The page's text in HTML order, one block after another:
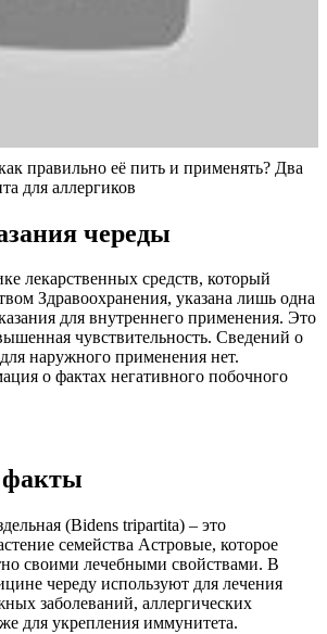
правильно её пить и применять? Два
для аллергиков
череды
лекарственных средств, который
Здравоохранения, указана лишь одна
для внутреннего применения. Это
чувствительность. Сведений о
наружного применения нет.
о фактах негативного побочного
факты
(Bidens tripartita) – это
семейства Астровые, которое
своими лечебными свойствами. В
череду используют для лечения
заболеваний, аллергических
для укрепления иммунитета.